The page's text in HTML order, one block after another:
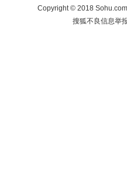
Copyright©2018
搜狐不良信息举